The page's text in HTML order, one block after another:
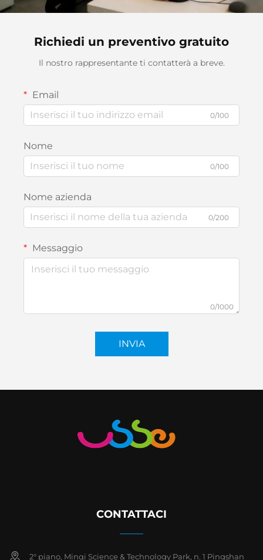
Richiedi un preventivo gratuito
Il nostro rappresentante ti contatterà a breve.
Email
0/100
Nome
0/100
Nome azienda
0/200
Messaggio
0/1000
INVIA
CONTATTACI
2° piano, Minqi Science & Technology Park, n. 1 Pingshan